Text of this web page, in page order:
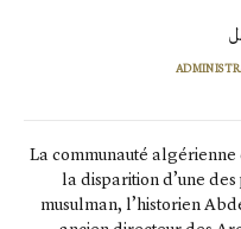
La communauté algérienne
la disparition d’une des
musulman, l’historien